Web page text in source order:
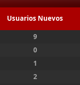
Usuarios Nuevos
9
0
1
2